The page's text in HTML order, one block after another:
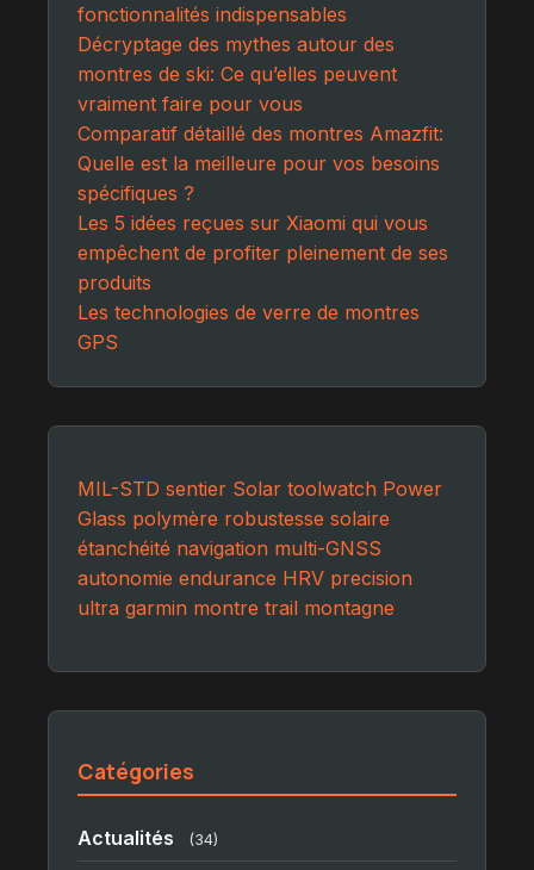
fonctionnalités indispensables
Décryptage des mythes autour des
montres de ski: Ce qu’elles peuvent
vraiment faire pour vous
Comparatif détaillé des montres Amazfit:
Quelle est la meilleure pour vos besoins
spécifiques ?
Les 5 idées reçues sur Xiaomi qui vous
empêchent de profiter pleinement de ses
produits
Les technologies de verre de montres
GPS
MIL-STD sentier Solar toolwatch Power
Glass polymère robustesse solaire
étanchéité navigation multi-GNSS
autonomie endurance HRV precision
ultra garmin montre trail montagne
Catégories
Actualités (34)